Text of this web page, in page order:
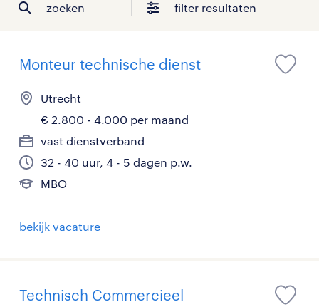
zoeken filter resultaten
Monteur technische dienst
Utrecht
€ 2.800 - 4.000 per maand
vast dienstverband
32 - 40 uur, 4 - 5 dagen p.w.
MBO
bekijk vacature
Technisch Commercieel